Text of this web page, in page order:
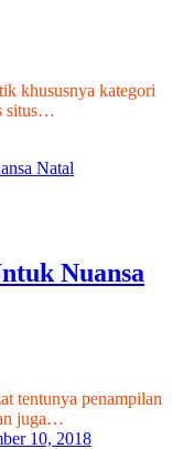
khususnya kategori
situs…
Nuansa
tentunya penampilan
juga…
10, 2018